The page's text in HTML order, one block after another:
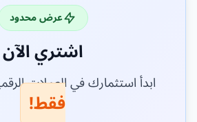
عرض محدود
اشتري الآن
ابدأ استثمارك في العملات
فقط!